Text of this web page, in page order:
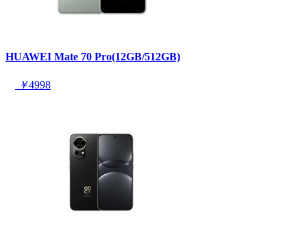
HUAWEI Mate 70 Pro(12GB/512GB)
￥4998